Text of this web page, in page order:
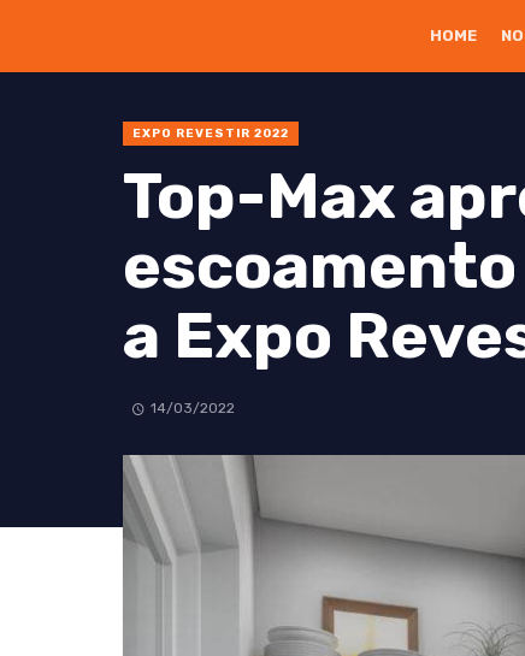
HOME
EXPO REVESTIR 2022
Top-Max
a Expo
14/03/2022